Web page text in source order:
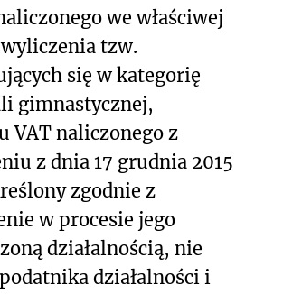
we właściwej
tzw.
się w kategorię
gimnastycznej,
VAT naliczonego z
z dnia 17 grudnia 2015
zgodnie z
w procesie jego
działalnością, nie
działalności i